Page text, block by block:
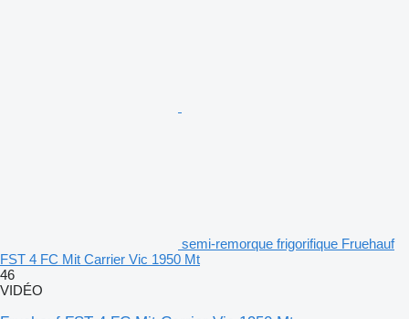
semi-remorque frigorifique Fruehauf
FST 4 FC Mit Carrier Vic 1950 Mt
46
VIDÉO